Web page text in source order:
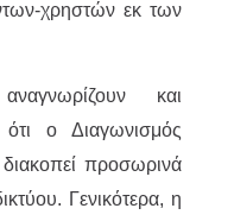
χρηστών εκ των
και
ότι ο Διαγωνισμός
προσωρινά
Γενικότερα, η